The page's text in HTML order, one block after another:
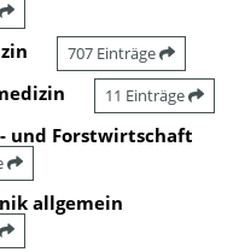
707 Einträge
11 Einträge
und Forstwirtschaft
allgemein